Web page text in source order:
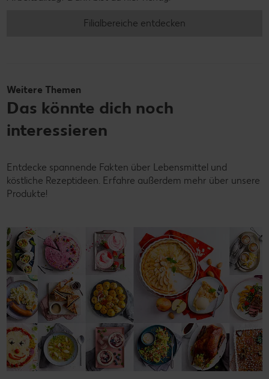
Filialbereiche entdecken
Weitere Themen
Das könnte dich noch
interessieren
Entdecke spannende Fakten über Lebensmittel und
köstliche Rezeptideen. Erfahre außerdem mehr über unsere
Produkte!